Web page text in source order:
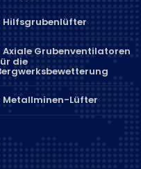
Hilfsgrubenlüfter
Axiale Grubenventilatoren
die
Metallminen-Lüfter